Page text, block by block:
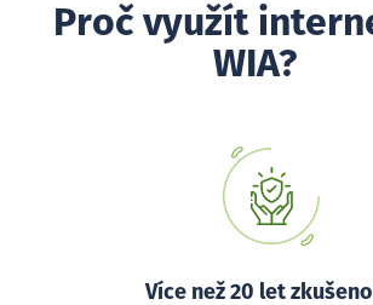
Proč využít
WIA?
Více než 20 let